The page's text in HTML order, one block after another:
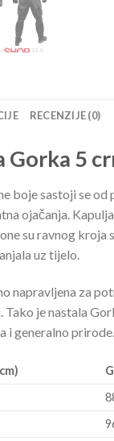
RECENZIJE (0)
5
boje sastoji se
ojačanja.
su ravnog kroja
uz tijelo.
napravljena za
je nastala
i generalno